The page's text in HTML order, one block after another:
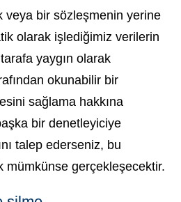
veya bir sözleşmenin yerine
olarak işlediğimiz verilerin
yaygın olarak
okunabilir bir
sağlama hakkına
bir denetleyiciye
talep ederseniz, bu
mümkünse gerçekleşecektir.